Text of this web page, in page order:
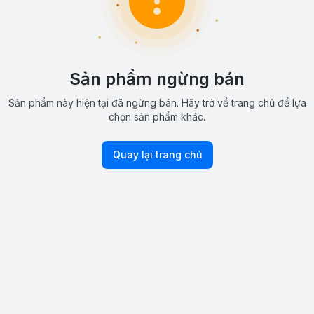
Sản phẩm ngừng bán
Sản phẩm này hiện tại đã ngừng bán. Hãy trở về trang chủ để lựa
chọn sản phẩm khác.
Quay lại trang chủ